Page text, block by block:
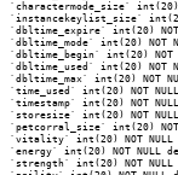
`charactermode_size`
`instancekeylist_size`
`dbltime_expire` int(20)
`dbltime_mode` int(20) NOT
`dbltime_begin` int(20) NOT
`dbltime_used` int(20) NOT
`dbltime_max` int(20) NOT
`time_used` int(20) NOT
`timestamp` int(20) NOT
`storesize` int(20) NOT
`petcorral_size` int(20)
`vitality` int(20) NOT
`energy` int(20) NOT NULL
`strength` int(20) NOT